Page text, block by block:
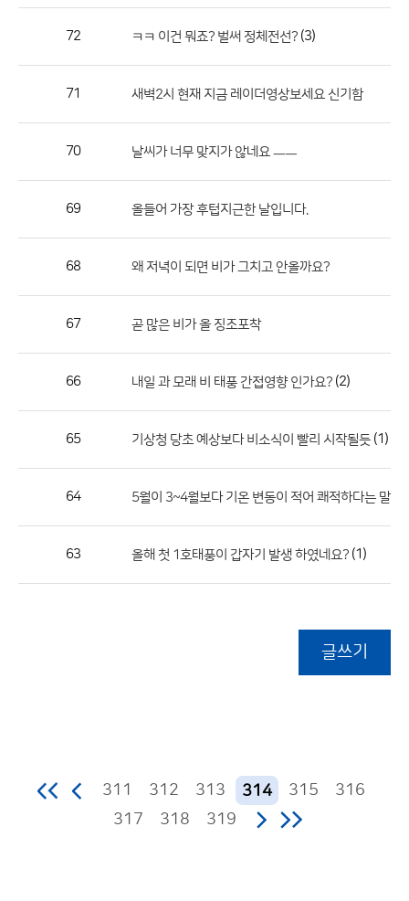
호,
록
공
72 ㅋㅋ 이건 뭐죠? 벌써 정체전선? (3)
71 새벽2시 현재 지금 레이더영상보세요 신기함
70 날씨가 너무 맞지가 않네요 ㅡㅡ
69 올들어 가장 후텁지근한 날입니다.
68 왜 저녁이 되면 비가 그치고 안올까요?
67 곧 많은 비가 올 징조포착
66 내일 과 모래 비 태풍 간접영향 인가요? (2)
65 기상청 당초 예상보다 비소식이 빨리 시작될듯 (1)
64 5월이 3~4월보다 기온 변동이 적어 쾌적하다는 말은
63 올해 첫 1호태풍이 갑자기 발생 하였네요? (1)
글쓰기
311 312 313 314 315
316
317
318 319